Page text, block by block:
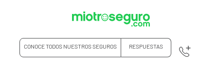
CONOCE TODOS NUESTROS SEGUROS RESPUESTAS